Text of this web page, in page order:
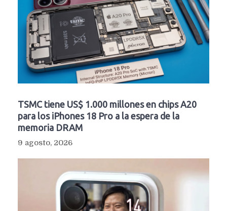
TSMC tiene US$ 1.000 millones en chips A20
para los iPhones 18 Pro a la espera de la
memoria DRAM
9 agosto, 2026